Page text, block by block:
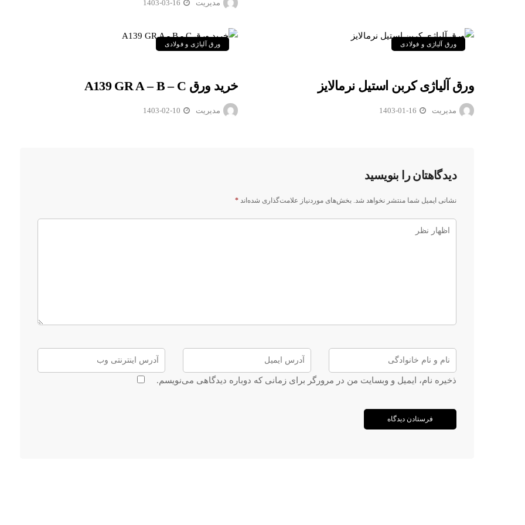
مدیریت 1403-03-16
ورق آلیاژی و فولادی
خرید ورق A139 GR A – B – C
مدیریت 1403-02-10
ورق آلیاژی و فولادی
ورق آلیاژی کربن استیل نرمالایز
مدیریت 1403-01-16
دیدگاهتان را بنویسید
نشانی ایمیل شما منتشر نخواهد شد. بخش‌های موردنیاز علامت‌گذاری شده‌اند *
ذخیره نام، ایمیل و وبسایت من در مرورگر برای زمانی که دوباره دیدگاهی می‌نویسم.